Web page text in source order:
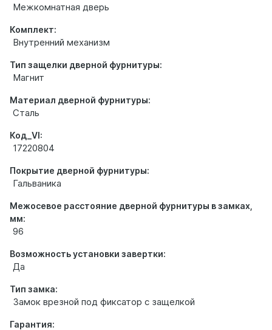
Межкомнатная дверь
Комплект:
Внутренний механизм
Тип защелки дверной фурнитуры:
Магнит
Материал дверной фурнитуры:
Сталь
Код_VI:
17220804
Покрытие дверной фурнитуры:
Гальваника
Межосевое расстояние дверной фурнитуры в замках,
мм:
96
Возможность установки завертки:
Да
Тип замка:
Замок врезной под фиксатор с защелкой
Гарантия: